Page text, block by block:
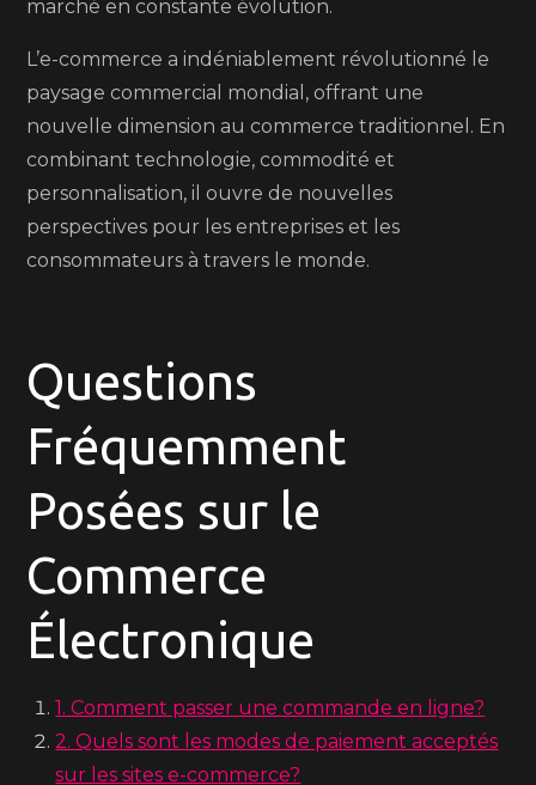
marché en constante évolution.
L’e-commerce a indéniablement révolutionné le
paysage commercial mondial, offrant une
nouvelle dimension au commerce traditionnel. En
combinant technologie, commodité et
personnalisation, il ouvre de nouvelles
perspectives pour les entreprises et les
consommateurs à travers le monde.
Questions
Fréquemment
Posées sur le
Commerce
Électronique
1. Comment passer une commande en ligne?
2. Quels sont les modes de paiement acceptés
sur les sites e-commerce?